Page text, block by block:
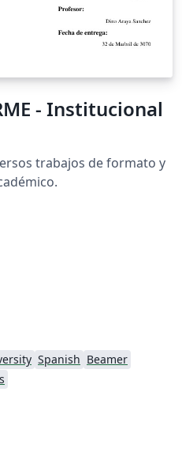
- Institucional
trabajos de formato y
Spanish Beamer